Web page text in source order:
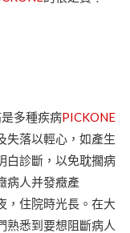
多種疾病PICKONE
失落以輕心，如產生
白診斷，以免耽擱病
病人并發癥產
，住院時光長。在大
熟悉到要想阻斷病人